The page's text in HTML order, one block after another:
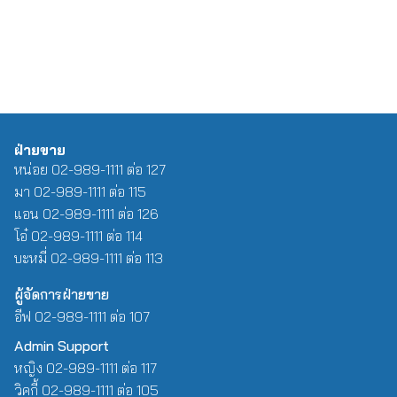
ฝ่ายขาย
หน่อย 02-989-1111 ต่อ 127
มา 02-989-1111 ต่อ 115
แอน 02-989-1111 ต่อ 126
โอ๋ 02-989-1111 ต่อ 114
บะหมี่ 02-989-1111 ต่อ 113
ผู้จัดการฝ่ายขาย
อีฟ 02-989-1111 ต่อ 107
Admin Support
หญิง 02-989-1111 ต่อ 117
วิคกี้ 02-989-1111 ต่อ 105